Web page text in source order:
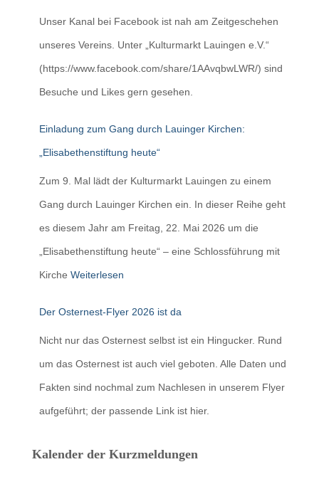
Unser Kanal bei Facebook ist nah am Zeitgeschehen
unseres Vereins. Unter „Kulturmarkt Lauingen e.V.“
(https://www.facebook.com/share/1AAvqbwLWR/) sind
Besuche und Likes gern gesehen.
Einladung zum Gang durch Lauinger Kirchen:
„Elisabethenstiftung heute“
Zum 9. Mal lädt der Kulturmarkt Lauingen zu einem
Gang durch Lauinger Kirchen ein. In dieser Reihe geht
es diesem Jahr am Freitag, 22. Mai 2026 um die
„Elisabethenstiftung heute“ – eine Schlossführung mit
Kirche Weiterlesen
Der Osternest-Flyer 2026 ist da
Nicht nur das Osternest selbst ist ein Hingucker. Rund
um das Osternest ist auch viel geboten. Alle Daten und
Fakten sind nochmal zum Nachlesen in unserem Flyer
aufgeführt; der passende Link ist hier.
Kalender der Kurzmeldungen